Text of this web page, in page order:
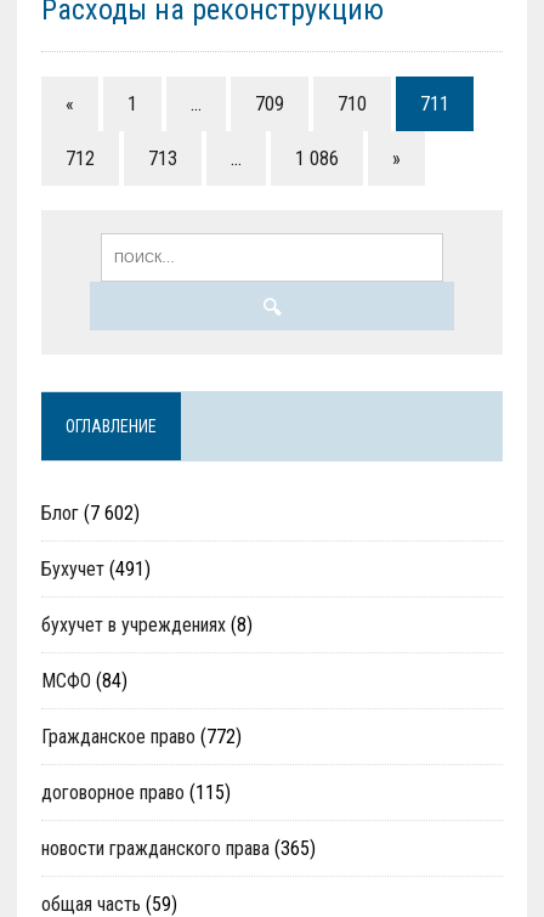
Расходы на реконструкцию
« 1 … 709 710 711
712 713 … 1 086 »
ОГЛАВЛЕНИЕ
Блог(7 602)
Бухучет(491)
бухучет в учреждениях(8)
МСФО (84)
Гражданское право (772)
договорное право (115)
новости гражданского права(365)
общая часть (59)